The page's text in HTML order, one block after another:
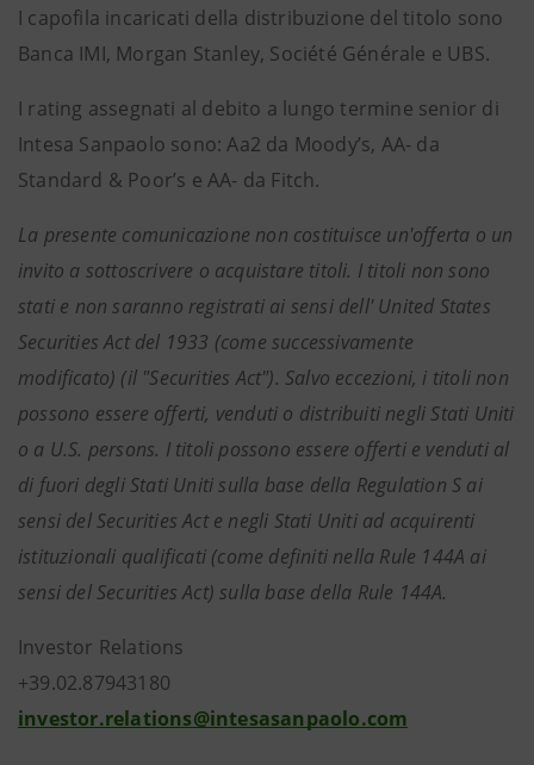
I capofila incaricati della distribuzione del titolo sono
Banca IMI, Morgan Stanley, Société Générale e UBS.
I rating assegnati al debito a lungo termine senior di
Intesa Sanpaolo sono: Aa2 da Moody’s, AA- da
Standard & Poor’s e AA- da Fitch.
La presente comunicazione non costituisce un'offerta o un
invito a sottoscrivere o acquistare titoli. I titoli non sono
stati e non saranno registrati ai sensi dell' United States
Securities Act del 1933 (come successivamente
modificato) (il "Securities Act"). Salvo eccezioni, i titoli non
possono essere offerti, venduti o distribuiti negli Stati Uniti
o a U.S. persons. I titoli possono essere offerti e venduti al
di fuori degli Stati Uniti sulla base della Regulation S ai
sensi del Securities Act e negli Stati Uniti ad acquirenti
istituzionali qualificati (come definiti nella Rule 144A ai
sensi del Securities Act) sulla base della Rule 144A.
Investor Relations
+39.02.87943180
investor.relations@intesasanpaolo.com